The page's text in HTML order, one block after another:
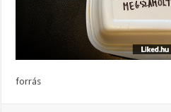
forrás